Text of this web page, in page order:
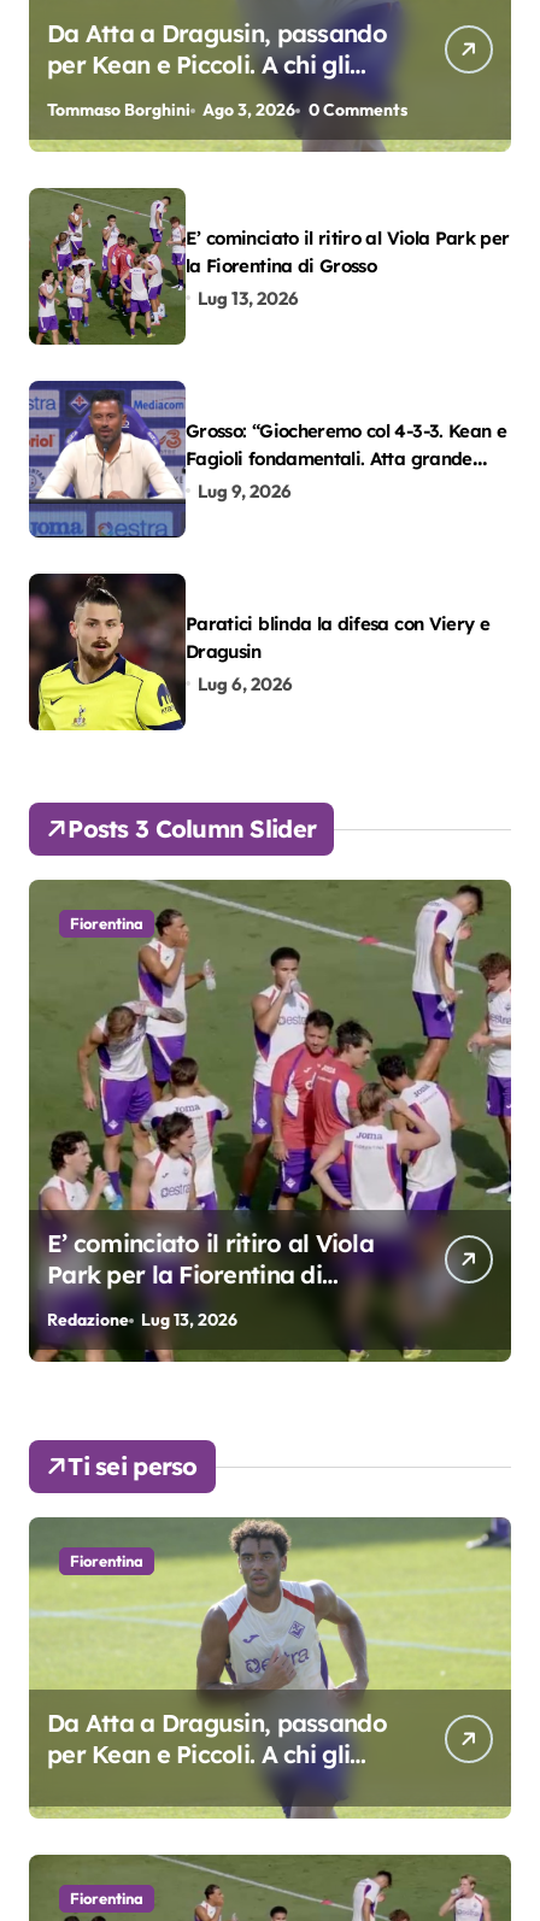
Da Atta a Dragusin, passando
per Kean e Piccoli. A chi gli
oscar del precampionato?
Tommaso Borghini Ago 3, 2026 0 Comments
E’ cominciato il ritiro al Viola Park per
la Fiorentina di Grosso
Lug 13, 2026
Grosso: “Giocheremo col 4-3-3. Kean e
Fagioli fondamentali. Atta grande
colpo”
Lug 9, 2026
Paratici blinda la difesa con Viery e
Dragusin
Lug 6, 2026
Posts 3 Column Slider
Fiorentina
E’ cominciato il ritiro al Viola
Park per la Fiorentina di
Grosso
Redazione Lug 13, 2026
Ti sei perso
Fiorentina
Da Atta a Dragusin, passando
per Kean e Piccoli. A chi gli
oscar del precampionato?
Fiorentina